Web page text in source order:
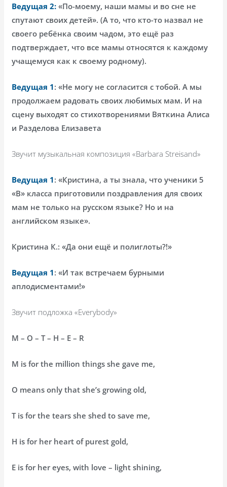
Ведущая 2: «По-моему, наши мамы и во сне не
спутают своих детей». (А то, что кто-то назвал не
своего ребёнка своим чадом, это ещё раз
подтверждает, что все мамы относятся к каждому
учащемуся как к своему родному).
Ведущая 1: «Не могу не согласится с тобой. А мы
продолжаем радовать своих любимых мам. И на
сцену выходят со стихотворениями Вяткина Алиса
и Разделова Елизавета
Звучит музыкальная композиция «Barbara Streisand»
Ведущая 1: «Кристина, а ты знала, что ученики 5
«В» класса приготовили поздравления для своих
мам не только на русском языке? Но и на
английском языке».
Кристина К.: «Да они ещё и полиглоты?!»
Ведущая 1: «И так встречаем бурными
аплодисментами!»
Звучит подложка «Everybody»
М – O – T – H – E – R
M is for the million things she gave me,
O means only that she’s growing old,
T is for the tears she shed to save me,
H is for her heart of purest gold,
E is for her eyes, with love – light shining,